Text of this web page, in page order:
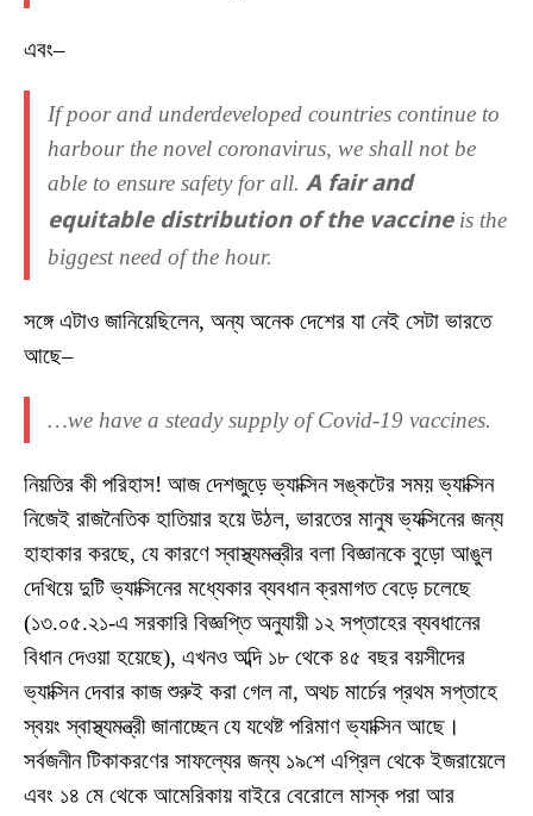
এবং–
If poor and underdeveloped countries continue to
harbour the novel coronavirus, we shall not be
able to ensure safety for all. A fair and
equitable distribution of the vaccineis the
biggest need of the hour.
সঙ্গে এটাও জানিয়েছিলেন, অন্য অনেক দেশের যা নেই সেটা ভারতে
আছে–
…we have a steady supply of Covid-19 vaccines.
নিয়তির কী পরিহাস! আজ দেশজুড়ে ভ্যাক্সিন সঙ্কটের সময় ভ্যাক্সিন
নিজেই রাজনৈতিক হাতিয়ার হয়ে উঠল, ভারতের মানুষ ভ্যক্সিনের জন্য
হাহাকার করছে, যে কারণে স্বাস্থ্যমন্ত্রীর বলা বিজ্ঞানকে বুড়ো আঙুল
দেখিয়ে দুটি ভ্যাক্সিনের মধ্যেকার ব্যবধান ক্রমাগত বেড়ে চলেছে
(১৩.০৫.২১-এ সরকারি বিজ্ঞপ্তি অনুযায়ী ১২ সপ্তাহের ব্যবধানের
বিধান দেওয়া হয়েছে), এখনও অব্দি ১৮ থেকে ৪৫ বছর বয়সীদের
ভ্যাক্সিন দেবার কাজ শুরুই করা গেল না, অথচ মার্চের প্রথম সপ্তাহে
স্বয়ং স্বাস্থ্যমন্ত্রী জানাচ্ছেন যে যথেষ্ট পরিমাণ ভ্যাক্সিন আছে।
সর্বজনীন টিকাকরণের সাফল্যের জন্য ১৯শে এপ্রিল থেকে ইজরায়েলে
এবং ১৪ মে থেকে আমেরিকায় বাইরে বেরোলে মাস্ক পরা আর